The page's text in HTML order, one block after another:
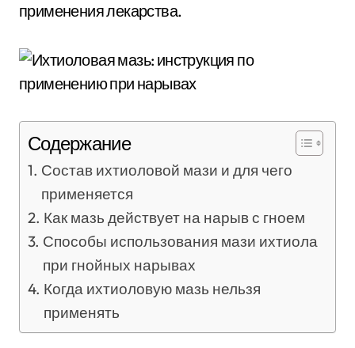
применения лекарства.
Содержание
Состав ихтиоловой мази и для чего
применяется
Как мазь действует на нарыв с гноем
Способы использования мази ихтиола
при гнойных нарывах
Когда ихтиоловую мазь нельзя
применять